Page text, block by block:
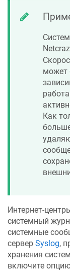
может
Как
Интернет-
системный
системные
сервер Syslog,
хранения
включите